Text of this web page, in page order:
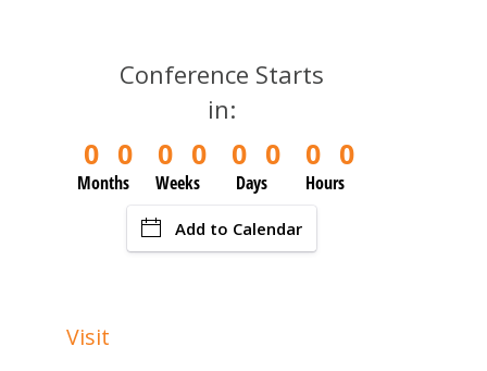
Conference Starts
in:
0 0
Months
0 0
Weeks
0 0
Days
0 0
Hours
Add to Calendar
Visit